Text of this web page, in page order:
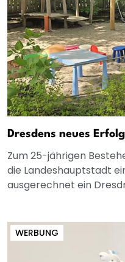
Dresdens neues
Zum 25-jährigen
die Landeshauptstadt
ausgerechnet ein
WERBUNG